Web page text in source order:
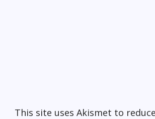
This site uses Akismet to